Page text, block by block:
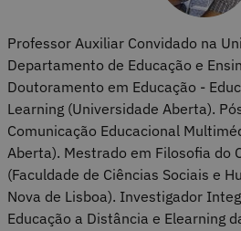
Professor Auxiliar Convidado na
Departamento de Educação e
Doutoramento em Educação -
Learning (Universidade Aberta).
Comunicação Educacional
Aberta). Mestrado em Filosofia do
(Faculdade de Ciências Sociais e
Nova de Lisboa). Investigador
Educação a Distância e Elearning